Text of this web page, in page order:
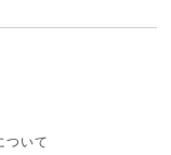
ついて